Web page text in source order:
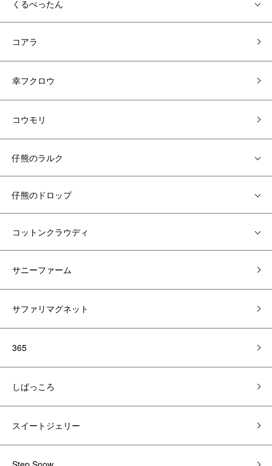
くるぺったん
コアラ
幸フクロウ
コウモリ
仔熊のラルク
仔熊のドロップ
コットンクラウディ
サニーファーム
サファリマグネット
365
しばっころ
スイートジェリー